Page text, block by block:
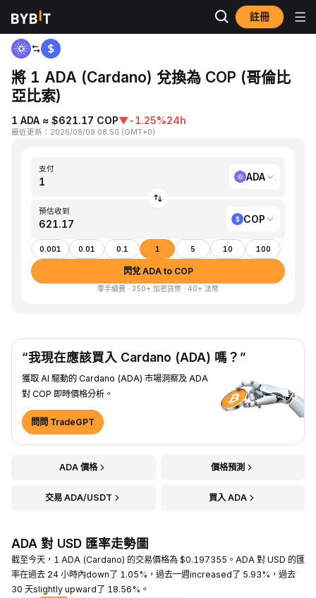
註冊
首頁 ADA to COP
將 1 ADA (Cardano) 兌換為 COP (哥倫比
亞比索)
1 ADA ≈ $621.17 COP▼-1.25%24h
最近更新 ： 2026/08/09 08:50 (GMT+0)
支付
ADA
預估收到
COP
0.001 0.01 0.1 1 5 10 100
閃兌 ADA to COP
零手續費 · 350+ 加密貨幣 · 40+ 法幣
“我現在應該買入 Cardano (ADA) 嗎？”
獲取 AI 驅動的 Cardano (ADA) 市場洞察及 ADA
對 COP 即時價格分析。
問問 TradeGPT
ADA 價格 價格預測
交易 ADA/USDT 買入 ADA
ADA 對 USD 匯率走勢圖
截至今天，1 ADA (Cardano) 的交易價格為 $0.197355。ADA 對 USD 的匯
率在過去 24 小時內down了 1.05%，過去一週increased了 5.93%，過去
30 天slightly upward了 18.56%。